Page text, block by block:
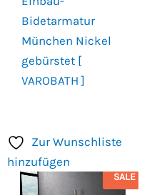
Bidetarmatur
München Nickel
gebürstet [
VAROBATH ]
Zur Wunschliste
hinzufügen
SALE